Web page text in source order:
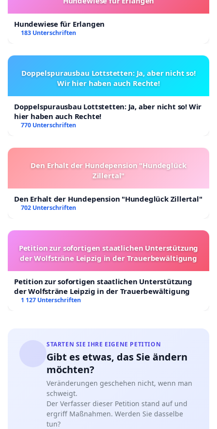
Hundewiese für Erlangen
183 Unterschriften
Doppelspurausbau Lottstetten: Ja, aber nicht so!
Wir hier haben auch Rechte!
Doppelspurausbau Lottstetten: Ja, aber nicht so! Wir
hier haben auch Rechte!
770 Unterschriften
Den Erhalt der Hundepension "Hundeglück
Zillertal"
Den Erhalt der Hundepension "Hundeglück Zillertal"
702 Unterschriften
Petition zur sofortigen staatlichen Unterstützung
der Wolfsträne Leipzig in der Trauerbewältigung
Petition zur sofortigen staatlichen Unterstützung
der Wolfsträne Leipzig in der Trauerbewältigung
1 127 Unterschriften
STARTEN SIE IHRE EIGENE PETITION
Gibt es etwas, das Sie ändern
möchten?
Veränderungen geschehen nicht, wenn man
schweigt.
Der Verfasser dieser Petition stand auf und
ergriff Maßnahmen. Werden Sie dasselbe
tun?